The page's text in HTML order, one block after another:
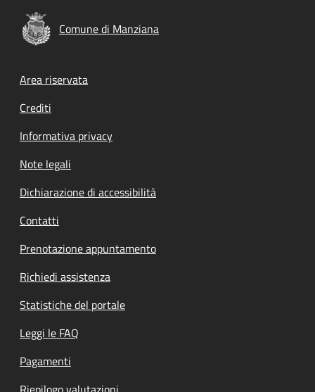
Comune di Manziana
Footer menu
Area riservata
Crediti
Informativa privacy
Note legali
Dichiarazione di accessibilità
Contatti
Prenotazione appuntamento
Richiedi assistenza
Statistiche del portale
Leggi le FAQ
Pagamenti